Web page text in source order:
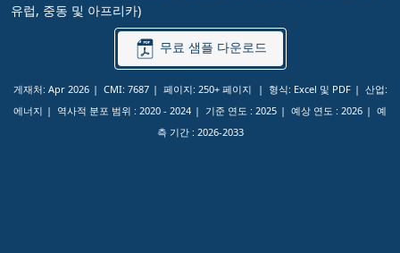
유럽, 중동 및 아프리카)
무료 샘플 다운로드
게재처: Apr 2026 CMI: 7687 페이지: 250+ 페이지 형식: Excel 및 PDF
산업:
에너지
역사적 분포 범위 : 2020 - 2024 기준 연도 : 2025 예상 연도 : 2026
예
측 기간 : 2026-2033